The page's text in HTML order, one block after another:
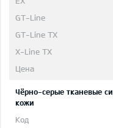
Чёрно-серые тканевые
кожи